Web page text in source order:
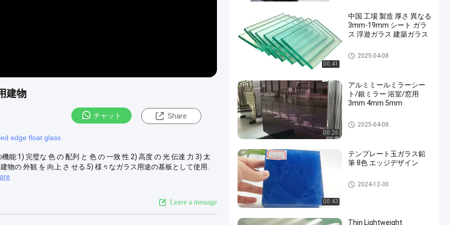
建物
チャット Share
edge float glass
:1) 完璧な 色 の 配列 と 色 の 一致 性 2) 高度 の 光 伝達 力 3) 太
物の 外観 を 向上 さ せる.5) 様々なガラス用途の基板として使用.
Leave a message
00:41
中国 工場 製造 厚さ 異なる
3mm-19mm シート ガラ
ス 浮遊ガラス 建築ガラス
Clear Float Glass
2025-04-08
00:26
アルミミールミラーシー
ト/銀ミラー 浴室/窓用
3mm 4mm 5mm
Clear Float Glass
2025-04-08
00:43
テンプレート玉ガラス鉛
筆 8色 エッジデザイン
Clear Float Glass
2024-12-30
Thin Lightweight